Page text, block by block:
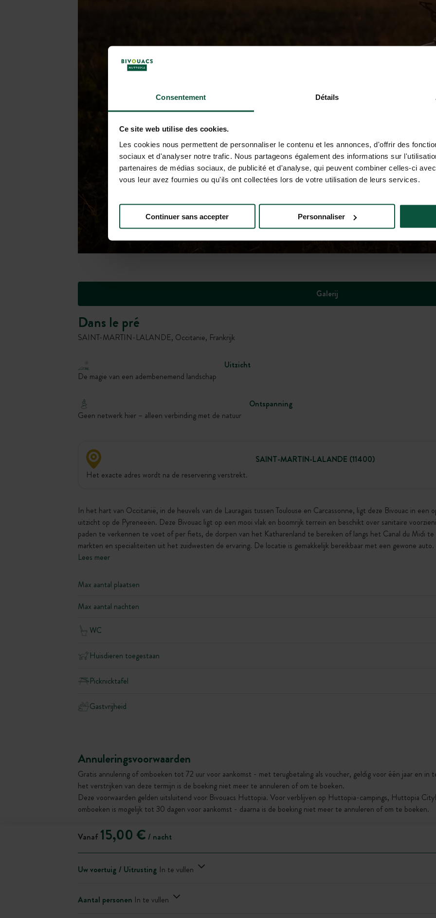
Consentement Détails
Ce site web utilise des cookies.
Les cookies nous permettent de personnaliser le contenu et les annonces, d'offrir des
sociaux et d'analyser notre trafic. Nous partageons également des informations sur
partenaires de médias sociaux, de publicité et d'analyse, qui peuvent combiner celles-ci
vous leur avez fournies ou qu'ils ont collectées lors de votre utilisation de leurs services.
Continuer sans accepter Personnaliser
Galerij
Dans le pré
SAINT-MARTIN-LALANDE, Occitanie, Frankrijk
Uitzicht
De magie van een adembenemend landschap
Ontspanning
Geen netwerk hier – alleen verbinding met de natuur
SAINT-MARTIN-LALANDE (11400)
Het exacte adres wordt na de reservering verstrekt.
In het hart van Occitanië, in de heuvels van de Lauragais tussen Toulouse en Carcassonne, ligt deze Bivouac in een
uitzicht op de Pyreneeën. Deze Bivouac ligt op een mooi vlak en boomrijk terrein en beschikt over sanitaire
paden te verkennen te voet of per fiets, de dorpen van het Katharenland te bereiken of langs het Canal du Midi
markten en specialiteiten uit het zuidwesten de ervaring. De locatie is gemakkelijk bereikbaar met een gewone auto.
Lees meer
Max aantal plaatsen
Max aantal nachten
WC
Huisdieren toegestaan
Picknicktafel
Gastvrijheid
Annuleringsvoorwaarden
Gratis annulering of omboeken tot 72 uur voor aankomst - met terugbetaling als voucher, geldig voor één jaar en in
het verstrijken van deze termijn is de boeking niet meer te annuleren of om te boeken.
Deze voorwaarden gelden uitsluitend voor Bivouacs Huttopia. Voor verblijven op Huttopia-campings, Huttopia
omboeken is mogelijk tot 30 dagen voor aankomst - daarna is de boeking niet meer te annuleren of om te boeken.
Vanaf 15,00 € / nacht
Uw voertuig / Uitrusting In te vullen
Aantal personen In te vullen